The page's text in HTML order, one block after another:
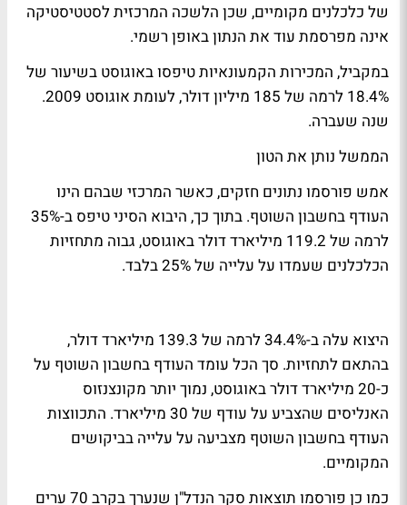
של כלכלנים מקומיים, שכן הלשכה המרכזית לסטטיסטיקה
אינה מפרסמת עוד את הנתון באופן רשמי.
במקביל, המכירות הקמעונאיות טיפסו באוגוסט בשיעור של
18.4% לרמה של 185 מיליון דולר, לעומת אוגוסט 2009.
שנה שעברה.
הממשל נותן את הטון
אמש פורסמו נתונים חזקים, כאשר המרכזי שבהם הינו
העודף בחשבון השוטף. בתוך כך, היבוא הסיני טיפס ב-35%
לרמה של 119.2 מיליארד דולר באוגוסט, גבוה מתחזיות
הכלכלנים שעמדו על עלייה של 25% בלבד.
היצוא עלה ב-34.4% לרמה של 139.3 מיליארד דולר,
בהתאם לתחזיות. סך הכל עומד העודף בחשבון השוטף על
כ-20 מיליארד דולר באוגוסט, נמוך יותר מקונצנזוס
האנליסים שהצביע על עודף של 30 מיליארד. התכווצות
העודף בחשבון השוטף מצביעה על עלייה בביקושים
המקומיים.
כמו כן פורסמו תוצאות סקר הנדל"ן שנערך בקרב 70 ערים